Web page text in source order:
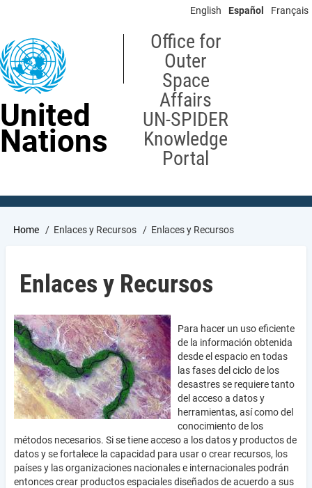
content
English Español Français
United
Nations
Office for
Outer
Space
Affairs
UN-SPIDER
Knowledge
Portal
Breadcrumb
Home Enlaces y Recursos Enlaces y Recursos
Enlaces y Recursos
Para hacer un uso eficiente
de la información obtenida
desde el espacio en todas
las fases del ciclo de los
desastres se requiere tanto
del acceso a datos y
herramientas, así como del
conocimiento de los
métodos necesarios. Si se tiene acceso a los datos y productos de
datos y se fortalece la capacidad para usar o crear recursos, los
países y las organizaciones nacionales e internacionales podrán
entonces crear productos espaciales diseñados de acuerdo a sus